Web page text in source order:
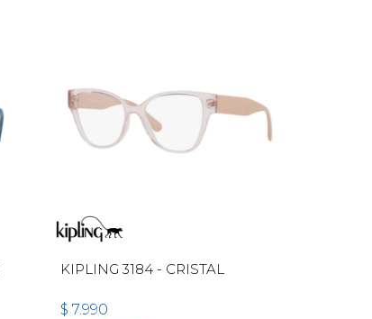
KIPLING 3184 - CRISTAL
$ 7.990